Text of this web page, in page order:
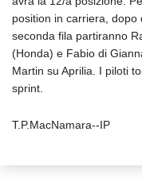
position in carriera,
seconda fila partiranno
(Honda) e Fabio di
Martin su Aprilia. I piloti
sprint.
T.P.MacNamara--IP